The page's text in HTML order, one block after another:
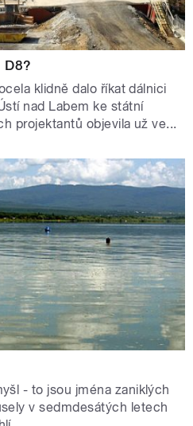
klidně dalo říkat dálnici
nad Labem ke státní
projektantů objevila už ve...
- to jsou jména zaniklých
v sedmdesátých letech